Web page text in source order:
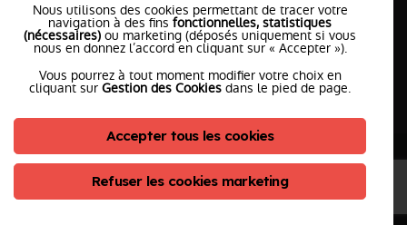
✆ 18№National Sapeurs-Pompiers
le SDISle plus proche
l'équipePompierCenter
©2026 Pompier Center • Mentions Légales •
Protection de vos données • Plan du Site
ClicConnect & Digicalys
Nous utilisons des cookies permettant de tracer votre
navigation à des fins fonctionnelles, statistiques
(nécessaires) ou marketing (déposés uniquement si vous
nous en donnez l’accord en cliquant sur « Accepter »).
Vous pourrez à tout moment modifier votre choix en
cliquant sur Gestion des Cookies dans le pied de page.
Accepter tous les cookies
Refuser les cookies marketing